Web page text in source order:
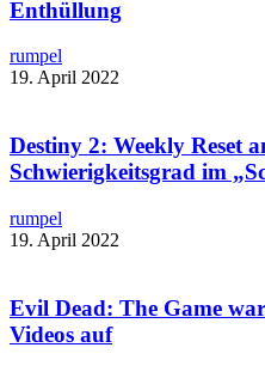
Enthüllung
rumpel
19. April 2022
Destiny 2: Weekly Reset
Schwierigkeitsgrad im
rumpel
19. April 2022
Evil Dead: The Game
Videos auf